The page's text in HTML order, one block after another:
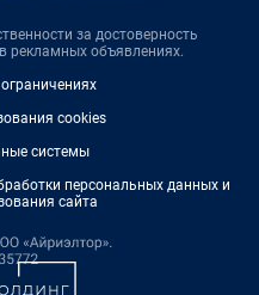
за достоверность
рекламных объявлениях.
cookies
системы
персональных данных и
сайта